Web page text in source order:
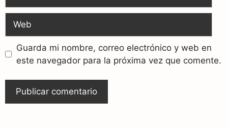
Guarda mi nombre, correo electrónico y web en
este navegador para la próxima vez que comente.